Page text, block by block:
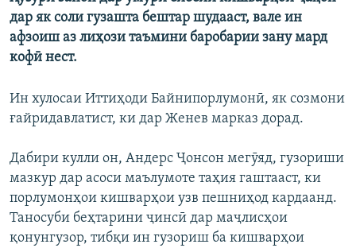
дар як соли гузашта бештар шудааст, вале ин
афзоиш аз лиҳози таъмини баробарии зану мард
кофӣ нест.
Ин хулосаи Иттиҳоди Байнипорлумонӣ, як созмони
ғайридавлатист, ки дар Женев марказ дорад.
Дабири кулли он, Андерс Ҷонсон мегӯяд, гузориши
мазкур дар асоси маълумоте таҳия гаштааст, ки
порлумонҳои кишварҳои узв пешниҳод кардаанд.
Таносуби беҳтарини ҷинсӣ дар маҷлисҳои
қонунгузор, тибқи ин гузориш ба кишварҳои